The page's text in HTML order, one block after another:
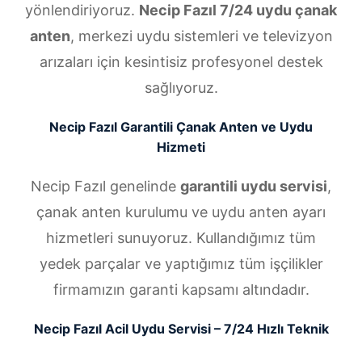
yönlendiriyoruz. Necip Fazıl 7/24 uydu çanak
anten, merkezi uydu sistemleri ve televizyon
arızaları için kesintisiz profesyonel destek
sağlıyoruz.
Necip Fazıl Garantili Çanak Anten ve Uydu
Hizmeti
Necip Fazıl genelinde garantili uydu servisi,
çanak anten kurulumu ve uydu anten ayarı
hizmetleri sunuyoruz. Kullandığımız tüm
yedek parçalar ve yaptığımız tüm işçilikler
firmamızın garanti kapsamı altındadır.
Necip Fazıl Acil Uydu Servisi – 7/24 Hızlı Teknik